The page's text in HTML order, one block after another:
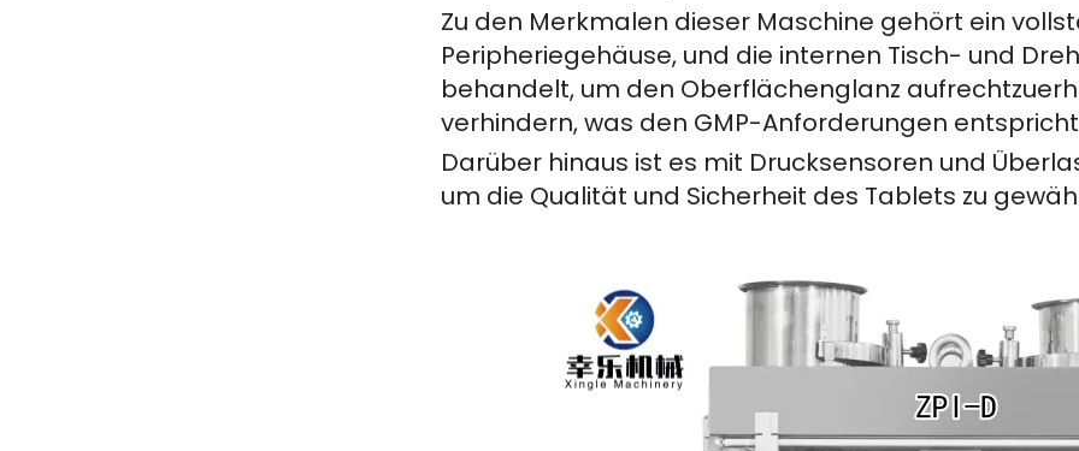
Zu den Merkmalen dieser Maschine gehört ein
Peripheriegehäuse, und die internen Tisch- und
behandelt, um den Oberflächenglanz
verhindern, was den GMP-Anforderungen
Darüber hinaus ist es mit Drucksensoren und
um die Qualität und Sicherheit des Tablets zu